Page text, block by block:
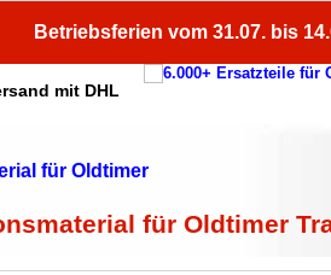
Betriebsferien vom 31.07. bis
mit DHL
für Oldtimer